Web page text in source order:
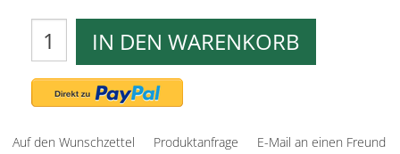
IN DEN WARENKORB
Auf den Wunschzettel Produktanfrage E-Mail an einen Freund